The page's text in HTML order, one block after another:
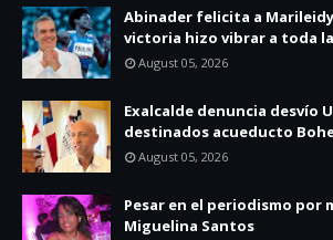
Abinader felicita a
victoria hizo vibrar a toda la
August 05, 2026
Exalcalde denuncia desvío
destinados acueducto
August 05, 2026
Pesar en el periodismo por
Miguelina Santos